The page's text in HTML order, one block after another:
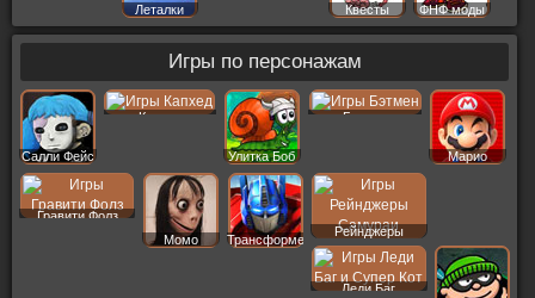
Леталки
Квесты
ФНФ моды
Игры по персонажам
Салли Фейс
Капхед
Улитка Боб
Бэтмен
Марио
Гравити Фолз
Момо
Трансформеры
Рейнджеры
Леди Баг